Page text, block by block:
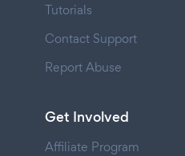
Tutorials
Contact Support
Report Abuse
Get Involved
Affiliate Program